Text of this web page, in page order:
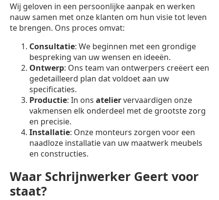
Wij geloven in een persoonlijke aanpak en werken
nauw samen met onze klanten om hun visie tot leven
te brengen. Ons proces omvat:
Consultatie: We beginnen met een grondige
bespreking van uw wensen en ideeën.
Ontwerp: Ons team van ontwerpers creëert een
gedetailleerd plan dat voldoet aan uw
specificaties.
Productie: In ons ateliervervaardigen onze
vakmensen elk onderdeel met de grootste zorg
en precisie.
Installatie: Onze monteurs zorgen voor een
naadloze installatie van uw maatwerk meubels
en constructies.
Waar Schrijnwerker Geert voor
staat?